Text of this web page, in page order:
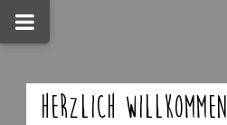
Herzlich willkommen